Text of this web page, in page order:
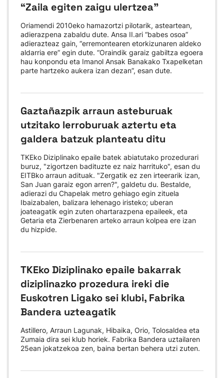
“Zaila egiten zaigu ulertzea”
Oriamendi 2010eko hamazortzi pilotarik, asteartean,
adierazpena zabaldu dute. Ansa II.ari “babes osoa”
adierazteaz gain, “erremontearen etorkizunaren aldeko
aldarria ere” egin dute. “Oraindik garaiz gabiltza egoera
hau konpondu eta Imanol Ansak Banakako Txapelketan
parte hartzeko aukera izan dezan”, esan dute.
Gaztañazpik arraun asteburuak
utzitako lerroburuak aztertu eta
galdera batzuk planteatu ditu
TKEko Diziplinako epaile batek abiatutako prozedurari
buruz, "zigortzen badituzte ez naiz harrituko", esan du
EITBko arraun adituak. "Zergatik ez zen irteerarik izan,
San Juan garaiz egon arren?", galdetu du. Bestalde,
adierazi du Chapelak metro gehiago egin zituela
Ibaizabalen, balizara lehenago iristeko; uberan
joateagatik egin zuten ohartarazpena epaileek, eta
Getaria eta Zierbenaren arteko arraun kolpea ere izan
du hizpide.
TKEko Diziplinako epaile bakarrak
diziplinazko prozedura ireki die
Euskotren Ligako sei klubi, Fabrika
Bandera uzteagatik
Astillero, Arraun Lagunak, Hibaika, Orio, Tolosaldea eta
Zumaia dira sei klub horiek. Fabrika Bandera uztailaren
25ean jokatzekoa zen, baina bertan behera utzi zuten.